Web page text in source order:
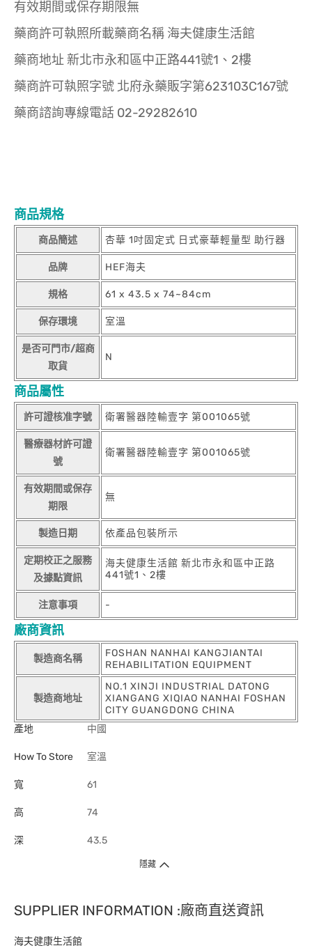
有效期間或保存期限無
藥商許可執照所載藥商名稱 海夫健康生活館
藥商地址 新北市永和區中正路441號1、2樓
藥商許可執照字號 北府永藥販字第623103C167號
藥商諮詢專線電話 02-29282610
商品規格
商品簡述 杏華 1吋固定式 日式豪華輕量型 助行器
品牌 HEF海夫
規格 61 x 43.5 x 74~84cm
保存環境 室溫
是否可門市/超商
取貨
N
商品屬性
許可證核准字號 衛署醫器陸輸壹字 第001065號
醫療器材許可證
號
衛署醫器陸輸壹字 第001065號
有效期間或保存
期限
無
製造日期 依產品包裝所示
定期校正之服務
及據點資訊
海夫健康生活館 新北市永和區中正路
441號1、2樓
注意事項 -
廠商資訊
製造商名稱
FOSHAN NANHAI KANGJIANTAI
REHABILITATION EQUIPMENT
製造商地址
NO.1 XINJI INDUSTRIAL DATONG
XIANGANG XIQIAO NANHAI FOSHAN
CITY GUANGDONG CHINA
產地
中國
How To Store 室溫
寬 61
高 74
深 43.5
隱藏
SUPPLIER INFORMATION :廠商直送資訊
海夫健康生活館